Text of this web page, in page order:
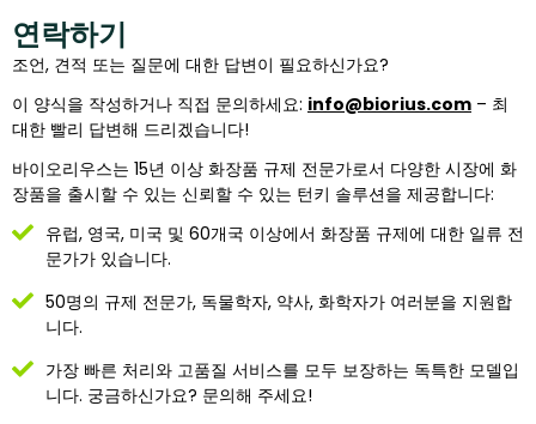
연락하기
조언, 견적 또는 질문에 대한 답변이 필요하신가요?
이 양식을 작성하거나 직접 문의하세요: info@biorius.com – 최
대한 빨리 답변해 드리겠습니다!
바이오리우스는 15년 이상 화장품 규제 전문가로서 다양한 시장에 화
장품을 출시할 수 있는 신뢰할 수 있는 턴키 솔루션을 제공합니다:
유럽, 영국, 미국 및 60개국 이상에서 화장품 규제에 대한 일류 전
문가가 있습니다.
50명의 규제 전문가, 독물학자, 약사, 화학자가 여러분을 지원합
니다.
가장 빠른 처리와 고품질 서비스를 모두 보장하는 독특한 모델입
니다. 궁금하신가요? 문의해 주세요!